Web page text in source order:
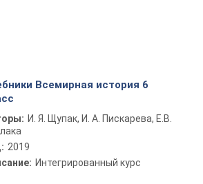
Всемирная история 6
И. Я. Щупак, И. А. Пискарева, Е.В.
2019
Интегрированный курс